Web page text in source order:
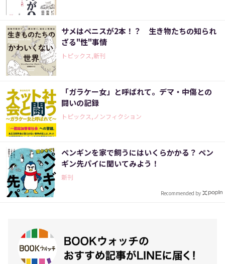
サメはペニスが2本！？ 生き物たちの知られ
ざる"性"事情
トピックス,新刊
「ガラケー女」と呼ばれて。デマ・中傷との
闘いの記録
トピックス,ノンフィクション
ペンギンを家で飼うにはいくらかかる？ ペン
ギン先パイに聞いてみよう！
新刊
Recommended by